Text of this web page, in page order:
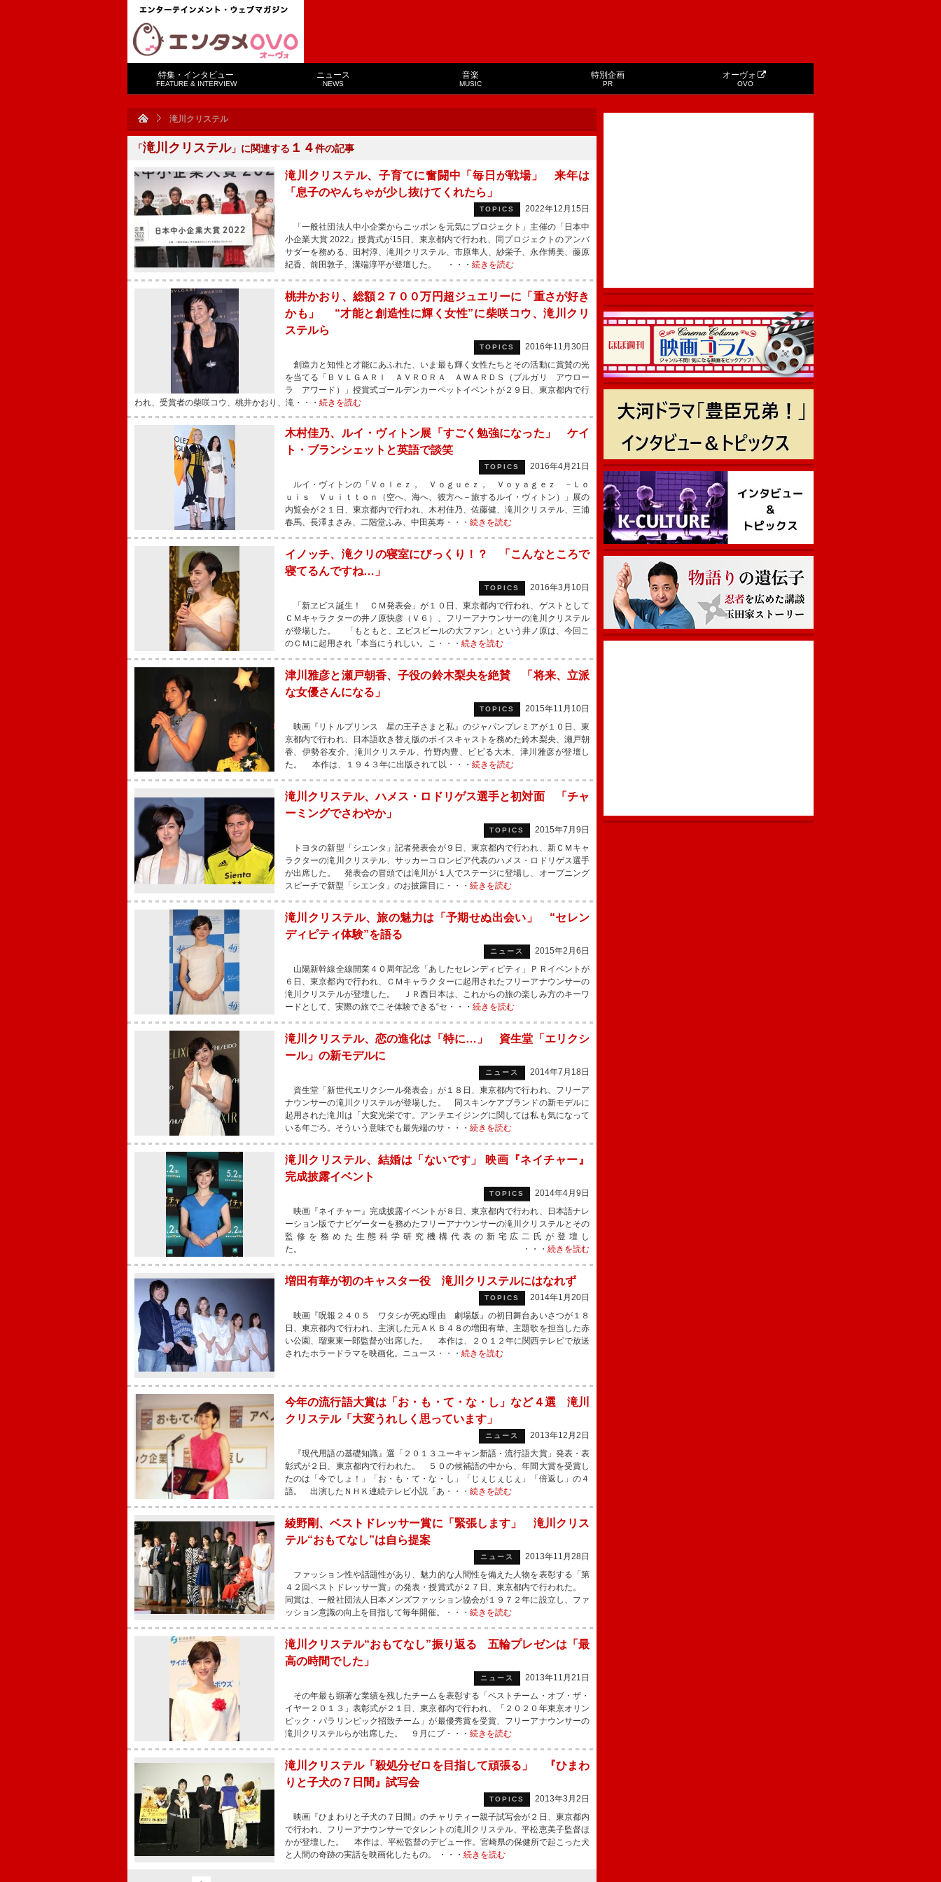
特集・インタビュー
FEATURE & INTERVIEW
ニュース
NEWS
音楽
MUSIC
特別企画
PR
オーヴォ
OVO
滝川クリステル
「滝川クリステル」に関連する １４件の記事
滝川クリステル、子育てに奮闘中「毎日が戦場」 来年は
「息子のやんちゃが少し抜けてくれたら」
TOPICS
2022年12月15日
「一般社団法人中小企業からニッポンを元気にプロジェクト」主催の「日本中
小企業大賞 2022」授賞式が15日、東京都内で行われ、同プロジェクトのアンバ
サダーを務める、田村淳、滝川クリステル、市原隼人、紗栄子、永作博美、藤原
紀香、前田敦子、溝端淳平が登壇した。 ・・・ 続きを読む
桃井かおり、総額２７００万円超ジュエリーに「重さが好き
かも」 “才能と創造性に輝く女性”に柴咲コウ、滝川クリ
ステルら
TOPICS
2016年11月30日
創造力と知性と才能にあふれた、いま最も輝く女性たちとその活動に賞賛の光
を当てる「ＢＶＬＧＡＲＩ ＡＶＲＯＲＡ ＡＷＡＲＤＳ（ブルガリ アウロー
ラ アワード）」授賞式ゴールデンカーペットイベントが２９日、東京都内で行
われ、受賞者の柴咲コウ、桃井かおり、滝・・・ 続きを読む
木村佳乃、ルイ・ヴィトン展「すごく勉強になった」 ケイ
ト・ブランシェットと英語で談笑
TOPICS
2016年4月21日
ルイ・ヴィトンの「Ｖｏｌｅｚ， Ｖｏｇｕｅｚ， Ｖｏｙａｇｅｚ －Ｌｏ
ｕｉｓ Ｖｕｉｔｔｏｎ（空へ、海へ、彼方へ－旅するルイ・ヴィトン）」展の
内覧会が２１日、東京都内で行われ、木村佳乃、佐藤健、滝川クリステル、三浦
春馬、長澤まさみ、二階堂ふみ、中田英寿・・・ 続きを読む
イノッチ、滝クリの寝室にびっくり！？ 「こんなところで
寝てるんですね…」
TOPICS
2016年3月10日
「新ヱビス誕生！ ＣＭ発表会」が１０日、東京都内で行われ、ゲストとして
ＣＭキャラクターの井ノ原快彦（Ｖ６）、フリーアナウンサーの滝川クリステル
が登場した。 「もともと、ヱビスビールの大ファン」という井ノ原は、今回こ
のＣＭに起用され「本当にうれしい。こ・・・ 続きを読む
津川雅彦と瀬戸朝香、子役の鈴木梨央を絶賛 「将来、立派
な女優さんになる」
TOPICS
2015年11月10日
映画『リトルプリンス 星の王子さまと私』のジャパンプレミアが１０日、東
京都内で行われ、日本語吹き替え版のボイスキャストを務めた鈴木梨央、瀬戸朝
香、伊勢谷友介、滝川クリステル、竹野内豊、ビビる大木、津川雅彦が登壇し
た。 本作は、１９４３年に出版されて以・・・ 続きを読む
滝川クリステル、ハメス・ロドリゲス選手と初対面 「チャ
ーミングでさわやか」
TOPICS
2015年7月9日
トヨタの新型「シエンタ」記者発表会が９日、東京都内で行われ、新ＣＭキャ
ラクターの滝川クリステル、サッカーコロンビア代表のハメス・ロドリゲス選手
が出席した。 発表会の冒頭では滝川が１人でステージに登場し、オープニング
スピーチで新型「シエンタ」のお披露目に・・・ 続きを読む
滝川クリステル、旅の魅力は「予期せぬ出会い」 “セレン
ディピティ体験”を語る
ニュース
2015年2月6日
山陽新幹線全線開業４０周年記念「あしたセレンディピティ」ＰＲイベントが
６日、東京都内で行われ、ＣＭキャラクターに起用されたフリーアナウンサーの
滝川クリステルが登壇した。 ＪＲ西日本は、これからの旅の楽しみ方のキーワ
ードとして、実際の旅でこそ体験できる“セ・・・ 続きを読む
滝川クリステル、恋の進化は「特に…」 資生堂「エリクシ
ール」の新モデルに
ニュース
2014年7月18日
資生堂「新世代エリクシール発表会」が１８日、東京都内で行われ、フリーア
ナウンサーの滝川クリステルが登場した。 同スキンケアブランドの新モデルに
起用された滝川は「大変光栄です。アンチエイジングに関しては私も気になって
いる年ごろ。そういう意味でも最先端のサ・・・ 続きを読む
滝川クリステル、結婚は「ないです」 映画『ネイチャー』
完成披露イベント
TOPICS
2014年4月9日
映画『ネイチャー』完成披露イベントが８日、東京都内で行われ、日本語ナレ
ーション版でナビゲーターを務めたフリーアナウンサーの滝川クリステルとその
監修を務めた生態科学研究機構代表の新宅広二氏が登壇し
た。 ・・・ 続きを読む
増田有華が初のキャスター役 滝川クリステルにはなれず
TOPICS
2014年1月20日
映画『呪報２４０５ ワタシが死ぬ理由 劇場版』の初日舞台あいさつが１８
日、東京都内で行われ、主演した元ＡＫＢ４８の増田有華、主題歌を担当した赤
い公園、瑠東東一郎監督が出席した。 本作は、２０１２年に関西テレビで放送
されたホラードラマを映画化。ニュース・・・ 続きを読む
今年の流行語大賞は「お・も・て・な・し」など４選 滝川
クリステル「大変うれしく思っています」
ニュース
2013年12月2日
『現代用語の基礎知識』選「２０１３ユーキャン新語・流行語大賞」発表・表
彰式が２日、東京都内で行われた。 ５０の候補語の中から、年間大賞を受賞し
たのは「今でしょ！」「お・も・て・な・し」「じぇじぇじぇ」「倍返し」の４
語。 出演したＮＨＫ連続テレビ小説「あ・・・ 続きを読む
綾野剛、ベストドレッサー賞に「緊張します」 滝川クリス
テル“おもてなし”は自ら提案
ニュース
2013年11月28日
ファッション性や話題性があり、魅力的な人間性を備えた人物を表彰する「第
４２回ベストドレッサー賞」の発表・授賞式が２７日、東京都内で行われた。
同賞は、一般社団法人日本メンズファッション協会が１９７２年に設立し、ファ
ッション意識の向上を目指して毎年開催。・・・ 続きを読む
滝川クリステル“おもてなし”振り返る 五輪プレゼンは「最
高の時間でした」
ニュース
2013年11月21日
その年最も顕著な業績を残したチームを表彰する「ベストチーム・オブ・ザ・
イヤー２０１３」表彰式が２１日、東京都内で行われ、「２０２０年東京オリン
ピック・パラリンピック招致チーム」が最優秀賞を受賞、フリーアナウンサーの
滝川クリステルらが出席した。 ９月にブ・・・ 続きを読む
滝川クリステル「殺処分ゼロを目指して頑張る」 『ひまわ
りと子犬の７日間』試写会
TOPICS
2013年3月2日
映画『ひまわりと子犬の７日間』のチャリティー親子試写会が２日、東京都内
で行われ、フリーアナウンサーでタレントの滝川クリステル、平松恵美子監督ほ
かが登壇した。 本作は、平松監督のデビュー作。宮崎県の保健所で起こった犬
と人間の奇跡の実話を映画化したもの。 ・・・ 続きを読む